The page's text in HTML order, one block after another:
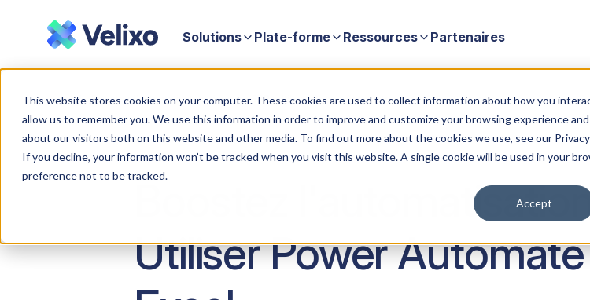
This website stores cookies on your computer. These cookies are used to collect information about how you
allow us to remember you. We use this information in order to improve and customize your browsing experience
about our visitors both on this website and other media. To find out more about the cookies we use, see our
If you decline, your information won’t be tracked when you visit this website. A single cookie will be used in your
preference not to be tracked.
Accept
Solutions Plate-forme Ressources Partenaires
Accueil Boostez l'automatisation de votre ERP : Utiliser Power Automate avec Velixo et Excel
Boostez
Utiliser Power